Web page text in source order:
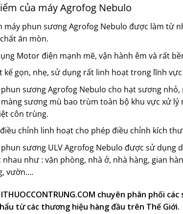
của máy Agrofog Nebulo
máy phun sương Agrofog Nebulo được làm từ
ăn mòn.
Motor điện mạnh mẽ, vận hành êm và rất
kế gọn, nhẹ, sử dụng rất linh hoạt trong lĩnh
phun sương Agrofog Nebulo cho hạt sương
sương mù bao trùm toàn bộ khu vực xử
côn trùng.
chỉnh linh hoạt cho phép điều chỉnh kích
phun sương ULVAgrofog Nebulo được sử dụng
nhau như : văn phòng, nhà ở, nhà hàng, gian
vườn….
chuyên phân phối
từ các thương hiệu hàng đầu trên Thế Giới.